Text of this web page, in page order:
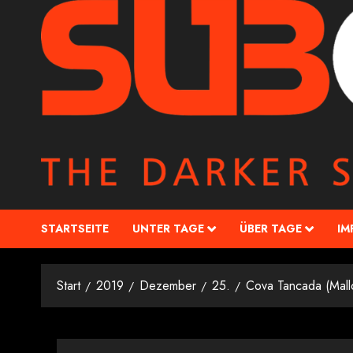
STARTSEITE UNTER TAGE ÜBER TAGE
Start 2019 Dezember 25. Cova Tancada